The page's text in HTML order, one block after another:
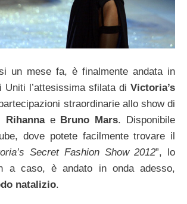
un mese fa, è finalmente andata in
Uniti l’attesissima sfilata di Victoria’s
straordinarie allo show di
Rihannae Bruno Mars. Disponibile
dove potete facilmente trovare il
Secret Fashion Show 2012”, lo
a caso, è andato in onda adesso,
natalizio.